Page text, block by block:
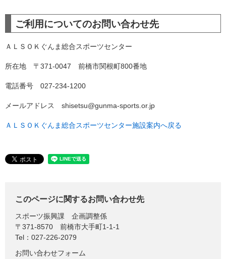
ご利用についてのお問い合わせ先
ＡＬＳＯＫぐんま総合スポーツセンター
所在地 〒371-0047 前橋市関根町800番地
電話番号 027-234-1200
メールアドレス shisetsu@gunma-sports.or.jp
ＡＬＳＯＫぐんま総合スポーツセンター施設案内へ戻る
このページに関するお問い合わせ先
スポーツ振興課
企画調整係
〒371-8570
前橋市大手町1-1-1
Tel：027-226-2079
お問い合わせフォーム